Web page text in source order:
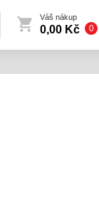
Váš nákup
0,00 Kč 0